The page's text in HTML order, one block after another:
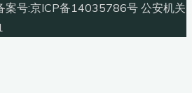
号:京ICP备14035786号 公安机关